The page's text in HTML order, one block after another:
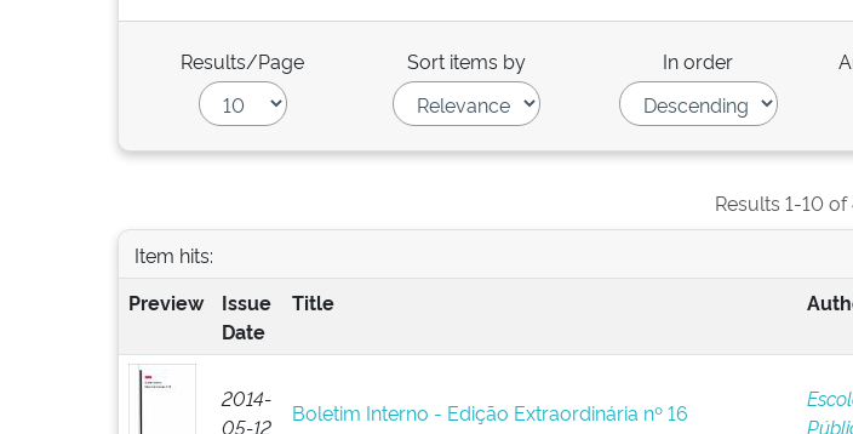
Results/Page Sort items by In order
Results 1-10
Item hits:
Preview
Issue
Date
Title
2014-
05-12
Boletim Interno - Edição Extraordinária nº 16